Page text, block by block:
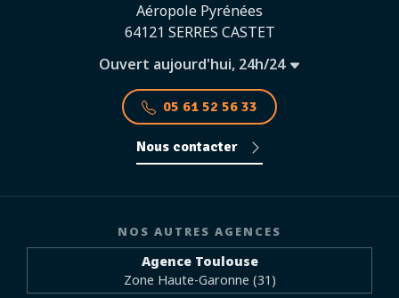
Aéropole Pyrénées
64121 SERRES CASTET
Ouvert aujourd'hui, 24h/24
05 61 52 56 33
Nous contacter
NOS AUTRES AGENCES
Agence Toulouse
Zone Haute-Garonne (31)